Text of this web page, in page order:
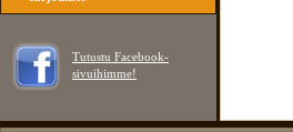
Tutustu Facebook-
sivuihimme!